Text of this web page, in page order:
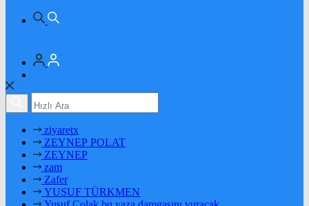
ziyaretx
ZEYNEP POLAT
ZEYNEP
zam
Zafer
YUSUF TÜRKMEN